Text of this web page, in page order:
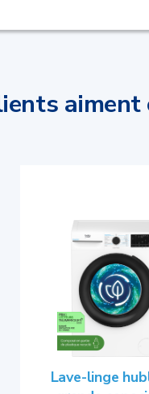
Lave-linge